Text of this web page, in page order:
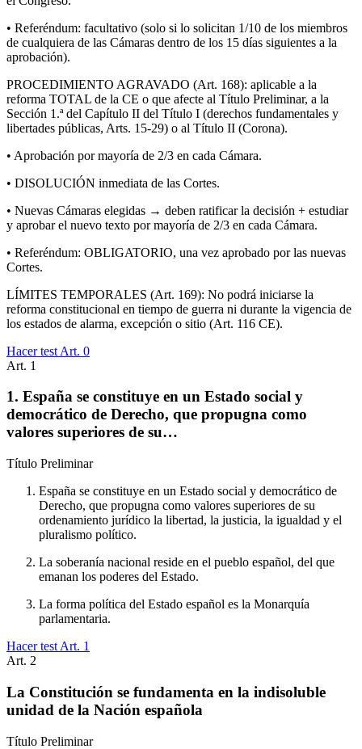
• Referéndum: facultativo (solo si lo solicitan 1/10 de los miembros
de cualquiera de las Cámaras dentro de los 15 días siguientes a la
aprobación).
PROCEDIMIENTO AGRAVADO (Art. 168): aplicable a la
reforma TOTAL de la CE o que afecte al Título Preliminar, a la
Sección 1.ª del Capítulo II del Título I (derechos fundamentales y
libertades públicas, Arts. 15-29) o al Título II (Corona).
• Aprobación por mayoría de 2/3 en cada Cámara.
• DISOLUCIÓN inmediata de las Cortes.
• Nuevas Cámaras elegidas → deben ratificar la decisión + estudiar
y aprobar el nuevo texto por mayoría de 2/3 en cada Cámara.
• Referéndum: OBLIGATORIO, una vez aprobado por las nuevas
Cortes.
LÍMITES TEMPORALES (Art. 169): No podrá iniciarse la
reforma constitucional en tiempo de guerra ni durante la vigencia de
los estados de alarma, excepción o sitio (Art. 116 CE).
Hacer test Art. 0
Art. 1
1. España se constituye en un Estado social y
democrático de Derecho, que propugna como
valores superiores de su…
Título Preliminar
España se constituye en un Estado social y democrático de
Derecho, que propugna como valores superiores de su
ordenamiento jurídico la libertad, la justicia, la igualdad y el
pluralismo político.
La soberanía nacional reside en el pueblo español, del que
emanan los poderes del Estado.
La forma política del Estado español es la Monarquía
parlamentaria.
Hacer test Art. 1
Art. 2
La Constitución se fundamenta en la indisoluble
unidad de la Nación española
Título Preliminar